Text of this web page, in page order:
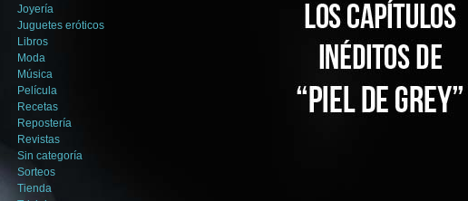
Joyería
Juguetes eróticos
Libros
Moda
Música
Película
Recetas
Repostería
Revistas
Sin categoría
Sorteos
Tienda